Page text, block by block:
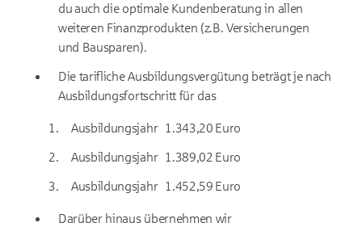
du auch die optimale Kundenberatung in allen
weiteren Finanzprodukten (z.B. Versicherungen
und Bausparen).
Die tarifliche Ausbildungsvergütung beträgt je nach
Ausbildungsfortschritt für das
Ausbildungsjahr 1.343,20 Euro
Ausbildungsjahr 1.389,02 Euro
Ausbildungsjahr 1.452,59 Euro
Darüber hinaus übernehmen wir